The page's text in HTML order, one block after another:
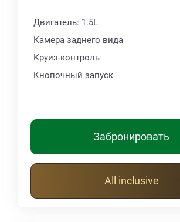
Двигатель: 1.5L
Камера заднего вида
Круиз-контроль
Кнопочный запуск
Забронировать
All inclusive